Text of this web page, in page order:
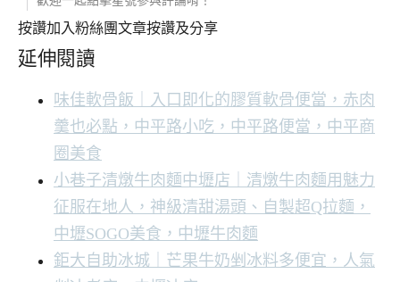
按讚加入粉絲團文章按讚及分享
延伸閱讀
味佳軟骨飯｜入口即化的膠質軟骨便當，赤肉
羹也必點，中平路小吃，中平路便當，中平商
圈美食
小巷子清燉牛肉麵中壢店｜清燉牛肉麵用魅力
征服在地人，神級清甜湯頭、自製超Q拉麵，
中壢SOGO美食，中壢牛肉麵
鉅大自助冰城｜芒果牛奶剉冰料多便宜，人氣